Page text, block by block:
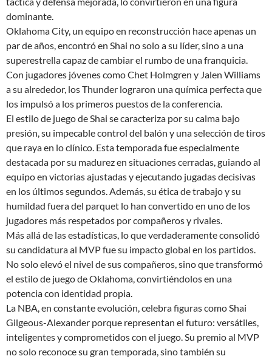
dominante.
Oklahoma City, un equipo en reconstrucción hace apenas un
par de años, encontró en Shai no solo a su líder, sino a una
superestrella capaz de cambiar el rumbo de una franquicia.
Con jugadores jóvenes como Chet Holmgren y Jalen Williams
a su alrededor, los Thunder lograron una química perfecta que
los impulsó a los primeros puestos de la conferencia.
El estilo de juego de Shai se caracteriza por su calma bajo
presión, su impecable control del balón y una selección de tiros
que raya en lo clínico. Esta temporada fue especialmente
destacada por su madurez en situaciones cerradas, guiando al
equipo en victorias ajustadas y ejecutando jugadas decisivas
en los últimos segundos. Además, su ética de trabajo y su
humildad fuera del parquet lo han convertido en uno de los
jugadores más respetados por compañeros y rivales.
Más allá de las estadísticas, lo que verdaderamente consolidó
su candidatura al MVP fue su impacto global en los partidos.
No solo elevó el nivel de sus compañeros, sino que transformó
el estilo de juego de Oklahoma, convirtiéndolos en una
potencia con identidad propia.
La NBA, en constante evolución, celebra figuras como Shai
Gilgeous-Alexander porque representan el futuro: versátiles,
inteligentes y comprometidos con el juego. Su premio al MVP
no solo reconoce su gran temporada, sino también su